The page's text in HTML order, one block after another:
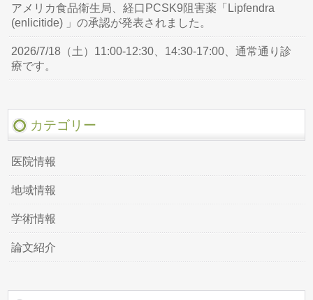
アメリカ食品衛生局、経口PCSK9阻害薬「Lipfendra
(enlicitide) 」の承認が発表されました。
2026/7/18（土）11:00-12:30、14:30-17:00、通常通り診
療です。
カテゴリー
医院情報
地域情報
学術情報
論文紹介